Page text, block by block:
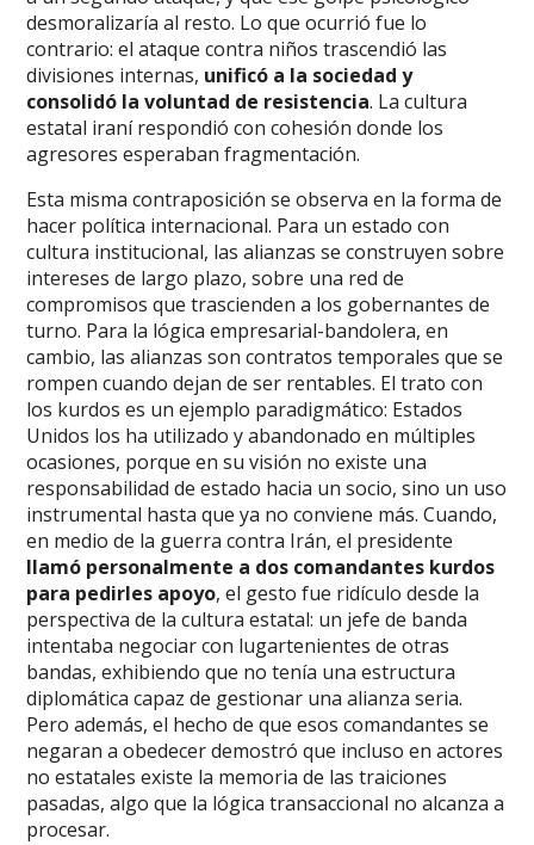
desmoralizaría al resto. Lo que ocurrió fue lo
contrario: el ataque contra niños trascendió las
divisiones internas, unificó a la sociedad y
consolidó la voluntad de resistencia. La cultura
estatal iraní respondió con cohesión donde los
agresores esperaban fragmentación.
Esta misma contraposición se observa en la forma de
hacer política internacional. Para un estado con
cultura institucional, las alianzas se construyen sobre
intereses de largo plazo, sobre una red de
compromisos que trascienden a los gobernantes de
turno. Para la lógica empresarial-bandolera, en
cambio, las alianzas son contratos temporales que se
rompen cuando dejan de ser rentables. El trato con
los kurdos es un ejemplo paradigmático: Estados
Unidos los ha utilizado y abandonado en múltiples
ocasiones, porque en su visión no existe una
responsabilidad de estado hacia un socio, sino un uso
instrumental hasta que ya no conviene más. Cuando,
en medio de la guerra contra Irán, el presidente
llamó personalmente a dos comandantes kurdos
para pedirles apoyo, el gesto fue ridículo desde la
perspectiva de la cultura estatal: un jefe de banda
intentaba negociar con lugartenientes de otras
bandas, exhibiendo que no tenía una estructura
diplomática capaz de gestionar una alianza seria.
Pero además, el hecho de que esos comandantes se
negaran a obedecer demostró que incluso en actores
no estatales existe la memoria de las traiciones
pasadas, algo que la lógica transaccional no alcanza a
procesar.